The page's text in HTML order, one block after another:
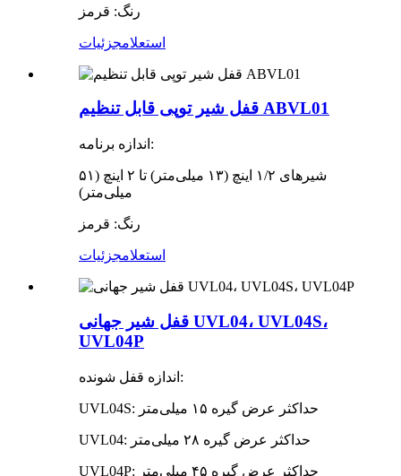
رنگ: قرمز
استعلامجزئیات
قفل شیر توپی قابل تنظیم ABVL01
اندازه برنامه:
شیرهای ۱/۲ اینچ (۱۳ میلی‌متر) تا ۲ اینچ (۵۱
میلی‌متر)
رنگ: قرمز
استعلامجزئیات
قفل شیر جهانی UVL04، UVL04S،
UVL04P
اندازه قفل شونده:
UVL04S: حداکثر عرض گیره ۱۵ میلی‌متر
UVL04: حداکثر عرض گیره ۲۸ میلی‌متر
UVL04P: حداکثر عرض گیره ۴۵ میلی‌متر